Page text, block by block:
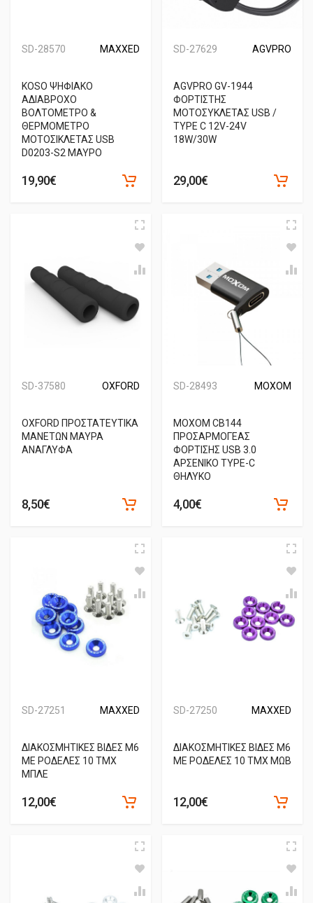
SD-28570 MAXXED
KOSO ΨΗΦΙΑΚΟ
ΑΔΙΑΒΡΟΧΟ
ΒΟΛΤΟΜΕΤΡΟ &
ΘΕΡΜΟΜΕΤΡΟ
ΜΟΤΟΣΙΚΛΕΤΑΣ USB
D0203-S2 ΜΑΥΡΟ
19,90€
SD-27629 AGVPRO
AGVPRO GV-1944
ΦΟΡΤΙΣΤΗΣ
ΜΟΤΟΣΥΚΛΕΤΑΣ USB /
TYPE C 12V-24V
18W/30W
29,00€
SD-37580 OXFORD
OXFORD ΠΡΟΣΤΑΤΕΥΤΙΚΑ
ΜΑΝΕΤΩΝ ΜΑΥΡΑ
ΑΝΑΓΛΥΦΑ
8,50€
SD-28493 MOXOM
MOXOM CB144
ΠΡΟΣΑΡΜΟΓΕΑΣ
ΦΟΡΤΙΣΗΣ USB 3.0
ΑΡΣΕΝΙΚΟ TYPE-C
ΘΗΛΥΚΟ
4,00€
SD-27251 MAXXED
ΔΙΑΚΟΣΜΗΤΙΚΕΣ ΒΙΔΕΣ Μ6
ΜΕ ΡΟΔΕΛΕΣ 10 ΤΜΧ
ΜΠΛΕ
12,00€
SD-27250 MAXXED
ΔΙΑΚΟΣΜΗΤΙΚΕΣ ΒΙΔΕΣ Μ6
ΜΕ ΡΟΔΕΛΕΣ 10 ΤΜΧ ΜΩΒ
12,00€